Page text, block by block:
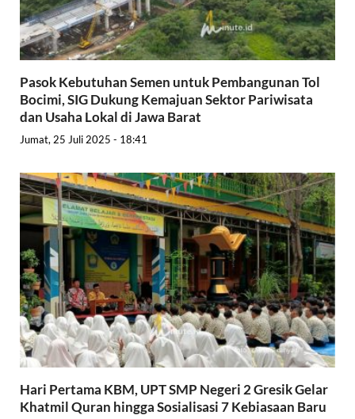
Pasok Kebutuhan Semen untuk Pembangunan Tol
Bocimi, SIG Dukung Kemajuan Sektor Pariwisata
dan Usaha Lokal di Jawa Barat
Jumat, 25 Juli 2025 - 18:41
Hari Pertama KBM, UPT SMP Negeri 2 Gresik Gelar
Khatmil Quran hingga Sosialisasi 7 Kebiasaan Baru